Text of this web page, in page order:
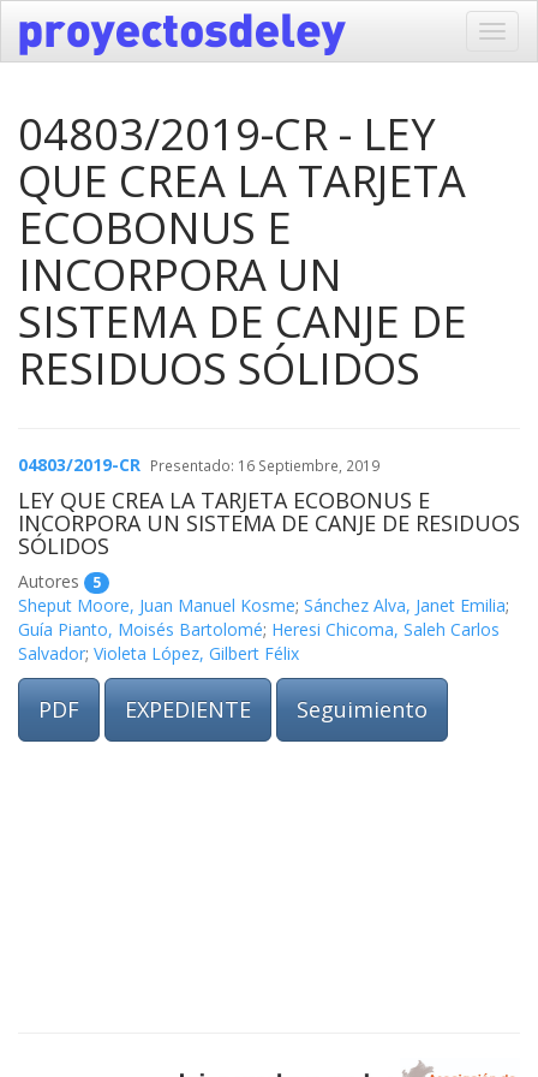
04803/2019-CR - LEY
QUE CREA LA TARJETA
ECOBONUS E
INCORPORA UN
SISTEMA DE CANJE DE
RESIDUOS SÓLIDOS
04803/2019-CR Presentado: 16 Septiembre, 2019
LEY QUE CREA LA TARJETA ECOBONUS E
INCORPORA UN SISTEMA DE CANJE DE RESIDUOS
SÓLIDOS
Autores 5
Sheput Moore, Juan Manuel Kosme; Sánchez Alva, Janet Emilia;
Guía Pianto, Moisés Bartolomé; Heresi Chicoma, Saleh Carlos
Salvador; Violeta López, Gilbert Félix
PDF EXPEDIENTE Seguimiento